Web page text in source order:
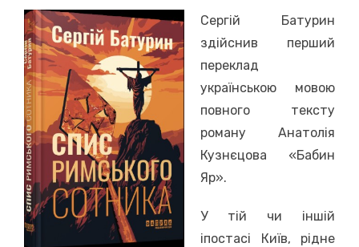
Сергій Батурин
здійснив перший
переклад
українською мовою
повного тексту
роману Анатолія
Кузнєцова «Бабин
Яр».
У тій чи іншій
іпостасі Київ, рідне